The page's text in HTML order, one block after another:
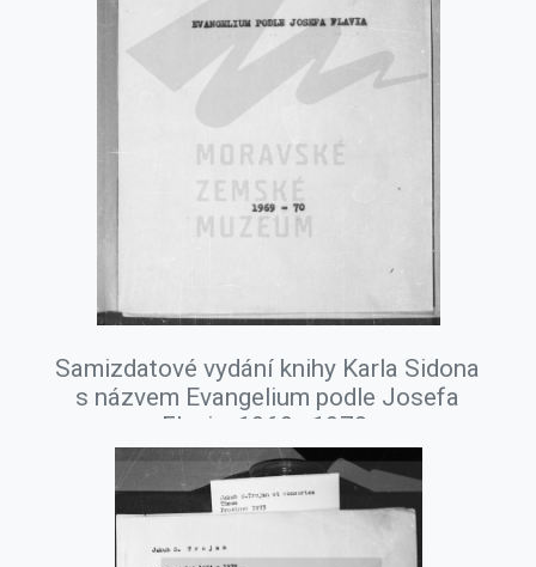
Samizdatové vydání knihy Karla Sidona
s názvem Evangelium podle Josefa
Flavia, 1969–1970.